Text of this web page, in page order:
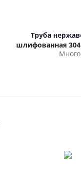
Труба
шлифованная 304
Много